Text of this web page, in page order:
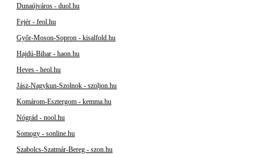
Dunaújváros - duol.hu
Fejér - feol.hu
Győr-Moson-Sopron - kisalfold.hu
Hajdú-Bihar - haon.hu
Heves - heol.hu
Jász-Nagykun-Szolnok - szoljon.hu
Komárom-Esztergom - kemma.hu
Nógrád - nool.hu
Somogy - sonline.hu
Szabolcs-Szatmár-Bereg - szon.hu